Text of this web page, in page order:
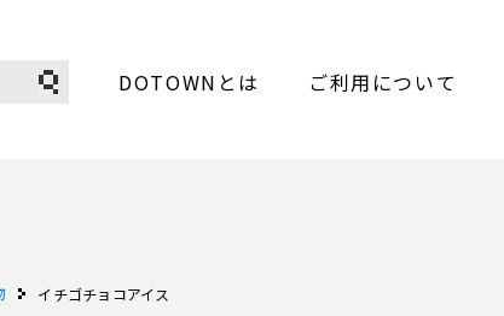
DOTOWNとは ご利用について
イチゴチョコアイス